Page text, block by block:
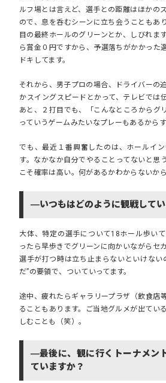
ルフ場とは言えど、選手との距離はほかの
ので、息を呑むシーンに立ち会うこともあ
目の最終ホールのグリーンとか、しびれま
ら賞金０円ですから、予選落ちがかかった
ドキしてます。
それから、男子プロの場合、ドライバー
かスイングスピードとかって、テレビでは
あと、２打目でも、「こんなところからグ
っていうゲームみたいなプレーもあるから
でも、最近１番興奮したのは、ホールイ
す。なかなか自分でやることってないと思
こそ確率は高い。何があるかわからないか
―いつもはどのように観戦してい
大体、特定の選手について18ホール歩い
ったら早歩きでグリーンに向かいながらセ
選手が打つ時は立ち止まらないといけない
だ”の要領で、ついていってます。
途中、疲れたらギャラリープラザ（飲食店
ることもあります。ご当地グルメが出てい
しむことも（笑）。
―最後に、観に行くトーナメン
ていますか？